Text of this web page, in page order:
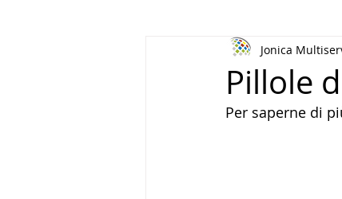
Analisi delle acque
Pillole
Jonica
Per saperne di